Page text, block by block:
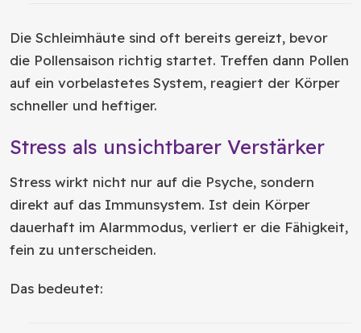
Die Schleimhäute sind oft bereits gereizt, bevor
die Pollensaison richtig startet. Treffen dann Pollen
auf ein vorbelastetes System, reagiert der Körper
schneller und heftiger.
Stress als unsichtbarer Verstärker
Stress wirkt nicht nur auf die Psyche, sondern
direkt auf das Immunsystem. Ist dein Körper
dauerhaft im Alarmmodus, verliert er die Fähigkeit,
fein zu unterscheiden.
Das bedeutet: